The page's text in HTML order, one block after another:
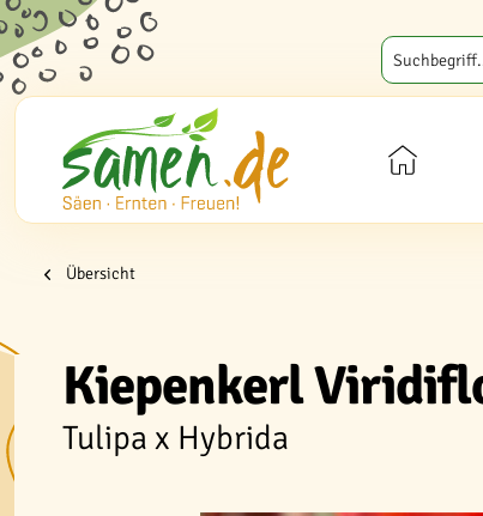
Übersicht
Kiepenkerl
Tulipa x Hybrida